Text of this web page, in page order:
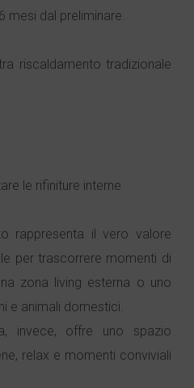
mesi dal preliminare.
riscaldamento tradizionale
le rifiniture interne
rappresenta il vero valore
per trascorrere momenti di
zona living esterna o uno
e animali domestici.
invece, offre uno spazio
relax e momenti conviviali